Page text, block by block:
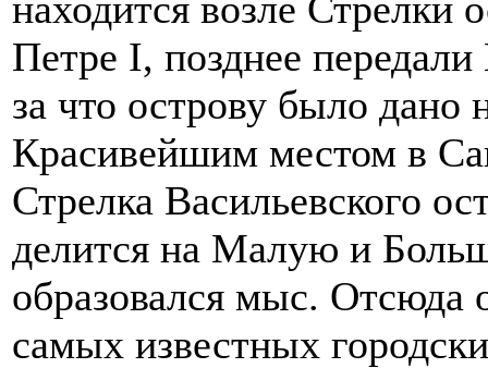
Петре I, позднее
за что острову было
Красивейшим местом в
Стрелка Васильевского
делится на Малую и
образовался мыс. Отсюда
самых известных